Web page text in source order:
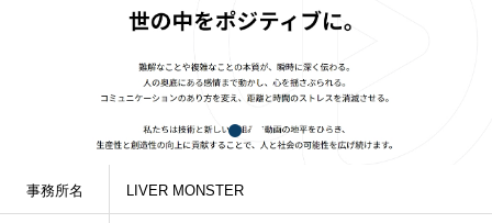
事務所名 LIVER MONSTER